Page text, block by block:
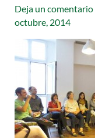
Deja un comentario
octubre, 2014